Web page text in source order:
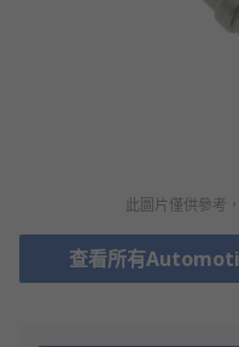
此圖片僅供參考
查看所有